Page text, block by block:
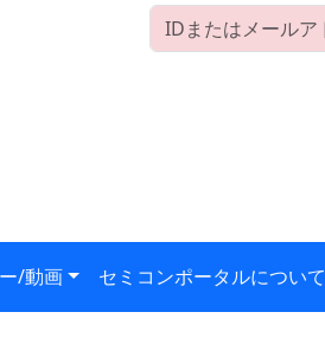
/動画 セミコンポータルについて